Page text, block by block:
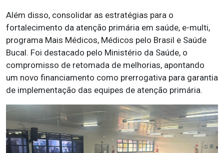
Além disso, consolidar as estratégias para o
fortalecimento da atenção primária em saúde, e-multi,
programa Mais Médicos, Médicos pelo Brasil e Saúde
Bucal. Foi destacado pelo Ministério da Saúde, o
compromisso de retomada de melhorias, apontando
um novo financiamento como prerrogativa para garantia
de implementação das equipes de atenção primária.